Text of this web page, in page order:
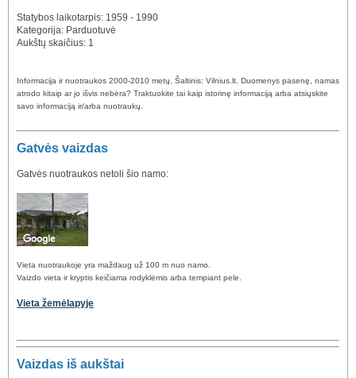
Statybos laikotarpis: 1959 - 1990
Kategorija: Parduotuvė
Aukštų skaičius: 1
Informacija ir nuotraukos 2000-2010 metų. Šaltinis: Vilnius.lt. Duomenys pasenę, namas
atrodo kitaip ar jo išvis nebėra? Traktuokite tai kaip istorinę informaciją arba atsiųskite
savo informaciją ir/arba nuotraukų.
Gatvės vaizdas
Gatvės nuotraukos netoli šio namo:
Vieta nuotraukoje yra maždaug už 100 m nuo namo.
Vaizdo vieta ir kryptis keičiama rodyklėmis arba tempiant pele.
Vieta žemėlapyje
Vaizdas iš aukštai